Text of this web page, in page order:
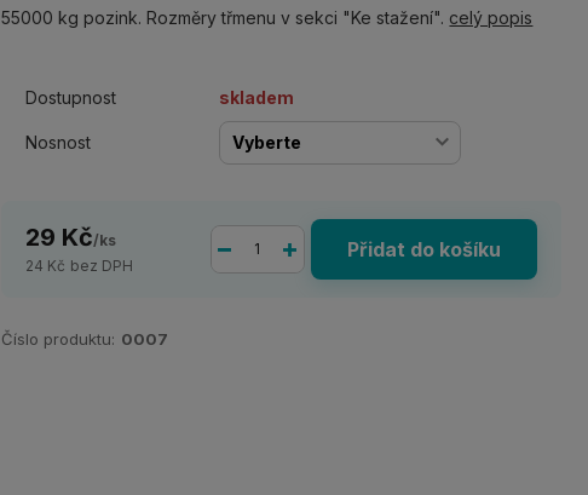
55000 kg pozink. Rozměry třmenu v sekci "Ke stažení". celý popis
Dostupnost skladem
Nosnost
29 Kč/ks
24 Kč bez DPH
Přidat do košíku
Číslo produktu: 0007